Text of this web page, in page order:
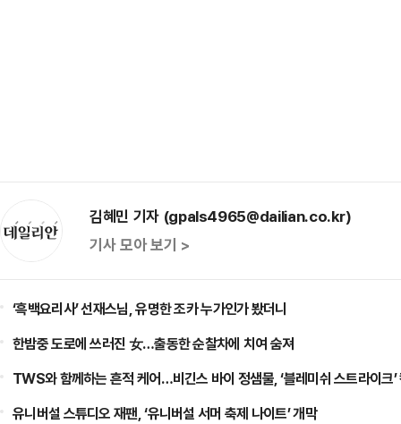
김혜민 기자 (gpals4965@dailian.co.kr)
기사 모아 보기 >
‘흑백요리사’ 선재스님, 유명한 조카 누가인가 봤더니
한밤중 도로에 쓰러진 女…출동한 순찰차에 치여 숨져
TWS와 함께하는 흔적 케어…비긴스 바이 정샘물, ‘블레미쉬 스트라이크’
유니버설 스튜디오 재팬, ‘유니버설 서머 축제 나이트’ 개막